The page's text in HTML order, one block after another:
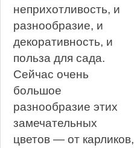
неприхотливость, и
разнообразие, и
декоративность, и
польза для сада.
Сейчас очень
большое
разнообразие этих
замечательных
цветов — от карликов,